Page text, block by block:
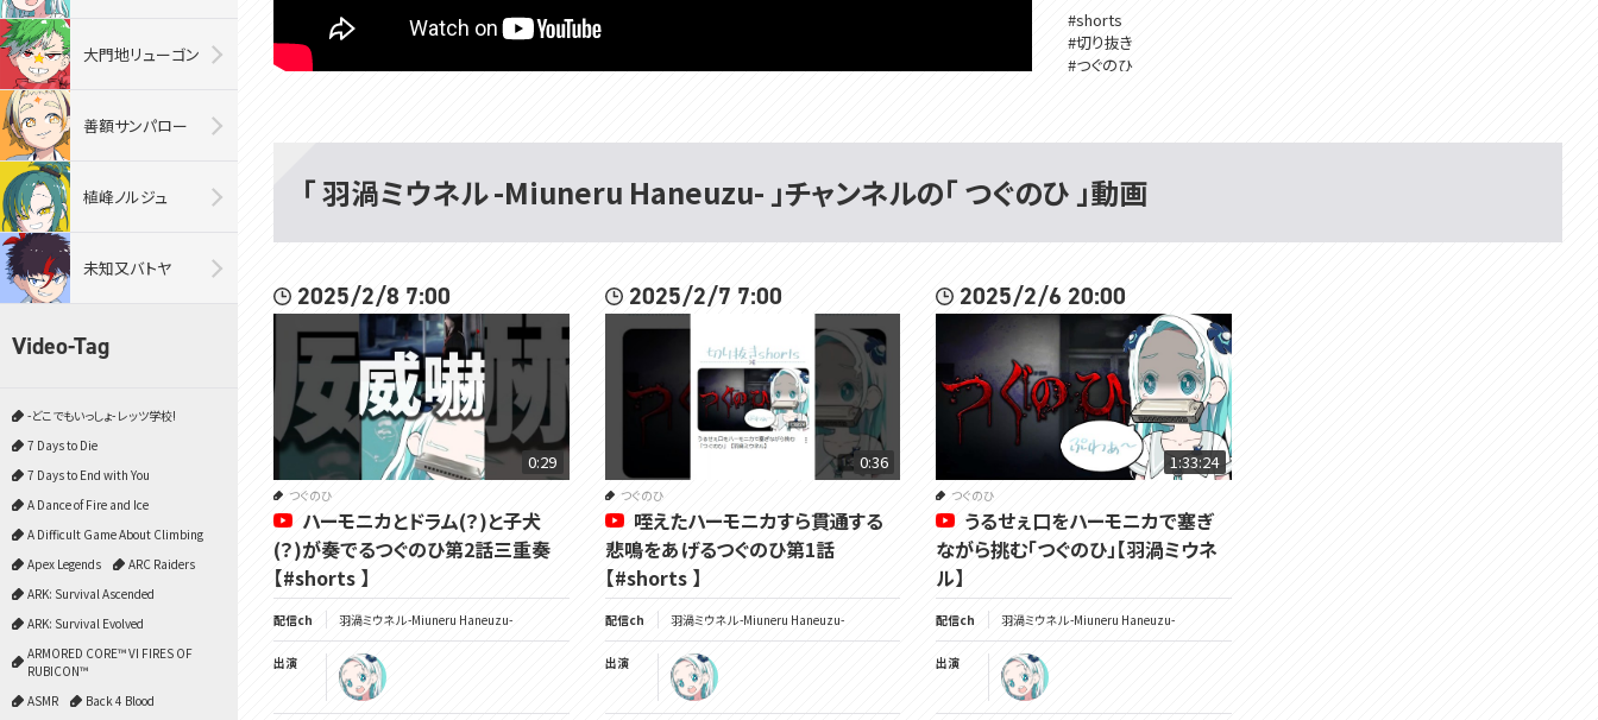
大門地リューゴン
善額サンパロー
植峰ノルジュ
未知又バトヤ
Video-Tag
-どこでもいっしょ- レッツ学校!
7 Days to Die
7 Days to End with You
A Dance of Fire and Ice
A Difficult Game About Climbing
Apex Legends
ARC Raiders
ARK: Survival Ascended
ARK: Survival Evolved
ARMORED CORE™ VI FIRES OF
RUBICON™
ASMR
Back 4 Blood
#shorts
#切り抜き
#つぐのひ
「 羽渦ミウネル -Miuneru Haneuzu- 」チャンネルの「 つぐのひ 」動画
2025/2/8 7:00
0:29
つぐのひ
ハーモニカとドラム(？)と子犬
(？)が奏でるつぐのひ第2話三重奏
【#shorts 】
配信ch 羽渦ミウネル -Miuneru Haneuzu-
出演
2025/2/7 7:00
0:36
つぐのひ
咥えたハーモニカすら貫通する
悲鳴をあげるつぐのひ第1話
【#shorts 】
配信ch 羽渦ミウネル -Miuneru Haneuzu-
出演
2025/2/6 20:00
1:33:24
つぐのひ
うるせぇ口をハーモニカで塞ぎ
ながら挑む「つぐのひ」【羽渦ミウネ
ル】
配信ch 羽渦ミウネル -Miuneru Haneuzu-
出演